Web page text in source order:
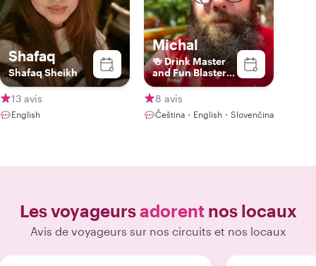
Shafaq
Shafaq Sheikh
13 avis
English
Michal
🍻 Drink Master
and Fun Blaster
🍻
8 avis
Čeština・English・Slovenčina
Les voyageursadorentnos locaux
Avis de voyageurs sur nos circuits et nos locaux